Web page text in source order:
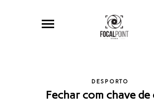
DESPORTO
Fechar com chave